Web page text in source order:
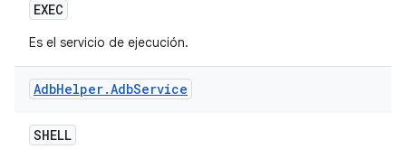
EXEC
Es el servicio de ejecución.
AdbHelper.AdbService
SHELL